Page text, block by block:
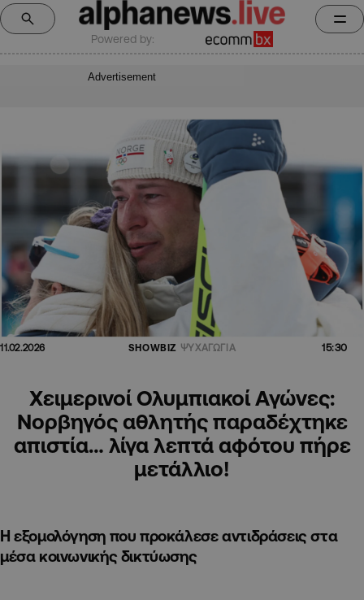
Powered by:
Advertisement
11.02.2026 SHOWBIZ ΨΥΧΑΓΩΓΙΑ 15:30
Χειμερινοί Ολυμπιακοί Αγώνες:
Νορβηγός αθλητής παραδέχτηκε
απιστία… λίγα λεπτά αφότου πήρε
μετάλλιο!
Η εξομολόγηση που προκάλεσε αντιδράσεις στα
μέσα κοινωνικής δικτύωσης